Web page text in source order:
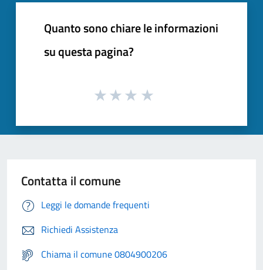
Quanto sono chiare le informazioni
su questa pagina?
Contatta il comune
Leggi le domande frequenti
Richiedi Assistenza
Chiama il comune 0804900206